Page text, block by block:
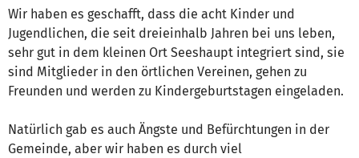
Wir haben es geschafft, dass die acht Kinder und
Jugendlichen, die seit dreieinhalb Jahren bei uns leben,
sehr gut in dem kleinen Ort Seeshaupt integriert sind, sie
sind Mitglieder in den örtlichen Vereinen, gehen zu
Freunden und werden zu Kindergeburtstagen eingeladen.
Natürlich gab es auch Ängste und Befürchtungen in der
Gemeinde, aber wir haben es durch viel